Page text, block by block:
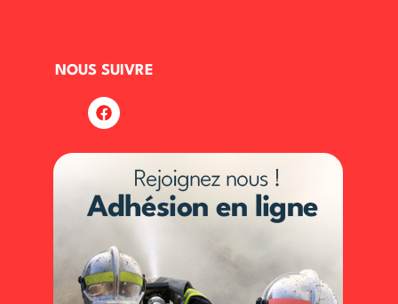
NOUS SUIVRE